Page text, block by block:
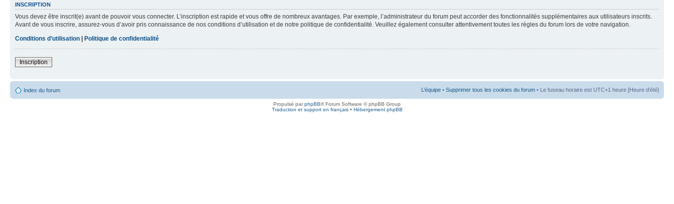
INSCRIPTION
Vous devez être inscrit(e) avant de pouvoir vous connecter. L’inscription est rapide et vous offre de nombreux avantages. Par exemple, l’administrateur du forum peut accorder des fonctionnalités supplémentaires aux utilisateurs inscrits.
Avant de vous inscrire, assurez-vous d’avoir pris connaissance de nos conditions d’utilisation et de notre politique de confidentialité. Veuillez également consulter attentivement toutes les règles du forum lors de votre navigation.
Conditions d’utilisation | Politique de confidentialité
Inscription
Index du forum L’équipe • Supprimer tous les cookies du forum • Le fuseau horaire est UTC+1 heure [Heure d’été]
Propulsé parphpBB® Forum Software © phpBB Group
Traduction et support en français• Hébergement phpBB